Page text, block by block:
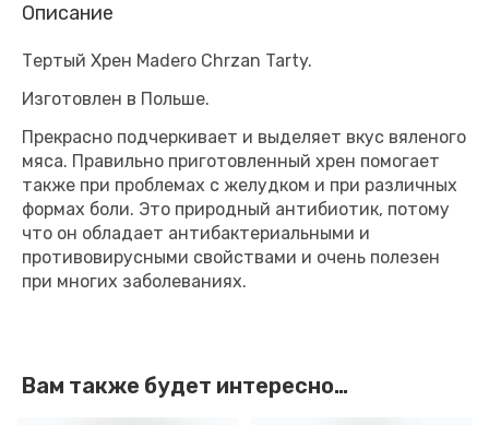
Описание
Тертый Хрен Madero Chrzan Tarty.
Изготовлен в Польше.
Прекрасно подчеркивает и выделяет вкус вяленого
мяса. Правильно приготовленный хрен помогает
также при проблемах с желудком и при различных
формах боли. Это природный антибиотик, потому
что он обладает антибактериальными и
противовирусными свойствами и очень полезен
при многих заболеваниях.
Вам также будет интересно…